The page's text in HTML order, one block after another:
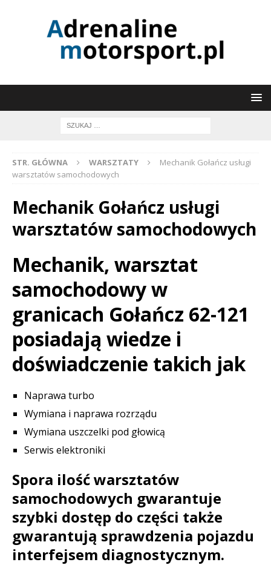
STR. GŁÓWNA WARSZTATY
Mechanik Gołańcz usługi
warsztatów samochodowych
Mechanik Gołańcz usługi
warsztatów samochodowych
Mechanik, warsztat
samochodowy w
granicach Gołańcz 62-121
posiadają wiedze i
doświadczenie takich jak
Naprawa turbo
Wymiana i naprawa rozrządu
Wymiana uszczelki pod głowicą
Serwis elektroniki
Spora ilość warsztatów
samochodowych gwarantuje
szybki dostęp do części także
gwarantują sprawdzenia pojazdu
interfejsem diagnostycznym.